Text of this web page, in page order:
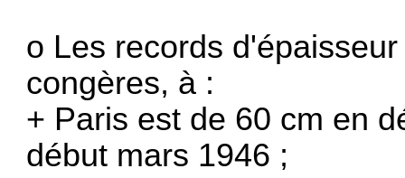
o Les records
congères, à :
+ Paris est de 60 cm en
début mars 1946 ;